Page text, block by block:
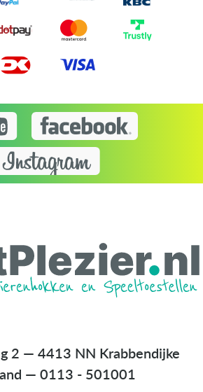
2 — 4413 NN Krabbendijke
— 0113 - 501001